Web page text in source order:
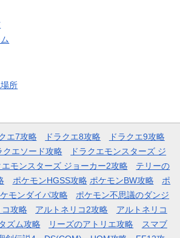
所
エ7攻略 ドラクエ8攻略
ドラクエ9攻略
クエソード攻略
ドラクエモンスターズ ジ
エモンスターズ ジョーカー2攻略
テリーの
ポケモンHGSS攻略 ポケモンBW攻略
ポ
モンダイパ攻略
ポケモン不思議のダンジ
攻略 アルトネリコ2攻略
アルトネリコ
ズム攻略 リーズのアトリエ攻略
スマブ